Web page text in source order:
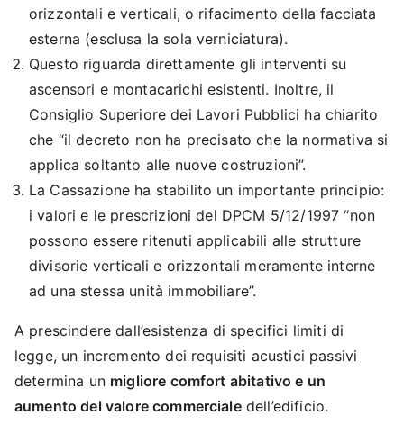
orizzontali e verticali, o rifacimento della facciata
esterna (esclusa la sola verniciatura).
Questo riguarda direttamente gli interventi su
ascensori e montacarichi esistenti. Inoltre, il
Consiglio Superiore dei Lavori Pubblici ha chiarito
che “il decreto non ha precisato che la normativa si
applica soltanto alle nuove costruzioni”.
La Cassazione ha stabilito un importante principio:
i valori e le prescrizioni del DPCM 5/12/1997 “non
possono essere ritenuti applicabili alle strutture
divisorie verticali e orizzontali meramente interne
ad una stessa unità immobiliare”.
A prescindere dall’esistenza di specifici limiti di
legge, un incremento dei requisiti acustici passivi
determina un migliore comfort abitativo e un
aumento del valore commercialedell’edificio.